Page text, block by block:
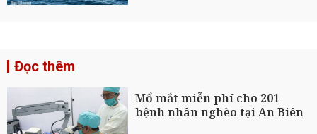
Đọc thêm
Mổ mắt miễn phí cho 201
bệnh nhân nghèo tại An Biên